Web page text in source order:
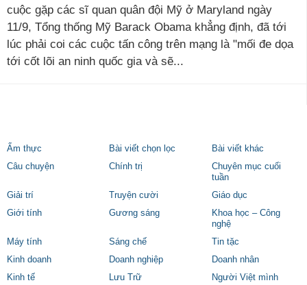
cuộc gặp các sĩ quan quân đội Mỹ ở Maryland ngày
11/9, Tổng thống Mỹ Barack Obama khẳng định, đã tới
lúc phải coi các cuộc tấn công trên mạng là "mối đe dọa
tới cốt lõi an ninh quốc gia và sẽ...
Ẩm thực Bài viết chọn lọc
Bài viết khác
Câu chuyện
Chính trị
Chuyên mục cuối
tuần
Giải trí
Truyện cười
Giáo dục
Giới tính
Gương sáng
Khoa học – Công
nghệ
Máy tính
Sáng chế
Tin tặc
Kinh doanh
Doanh nghiệp
Doanh nhân
Kinh tế
Lưu Trữ
Người Việt mình